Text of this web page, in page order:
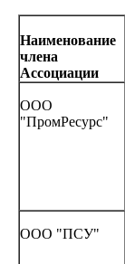
Наименование
члена
Ассоциации
ООО
"ПромРесурс"
ООО "ПСУ"